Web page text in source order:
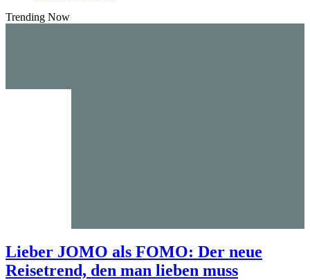
Trending Now
Lieber JOMO als FOMO: Der neue
Reisetrend, den man lieben muss